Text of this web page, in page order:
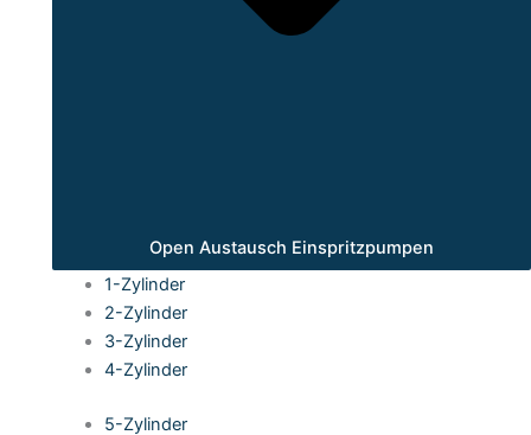
Open Austausch Einspritzpumpen
1-Zylinder
2-Zylinder
3-Zylinder
4-Zylinder
5-Zylinder